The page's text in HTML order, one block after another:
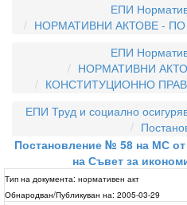
ЕПИ
НОРМАТИВНИ АКТОВЕ -
ЕПИ
НОРМАТИВНИ
КОНСТИТУЦИОННО
ЕПИ Труд и социално
Постановление № 58 на МС от
на Съвет за
Тип на документа: нормативен акт
Обнародван/Публикуван на: 2005-03-29